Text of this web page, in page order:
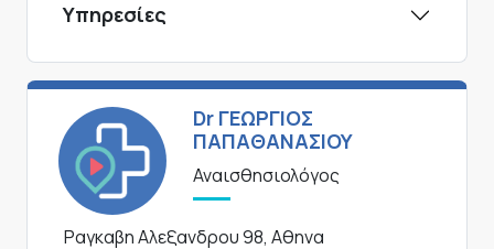
Υπηρεσίες
Dr ΓΕΩΡΓΙΟΣ
ΠΑΠΑΘΑΝΑΣΙΟΥ
Αναισθησιολόγος
Ραγκαβη Αλεξανδρου 98, Αθηνα